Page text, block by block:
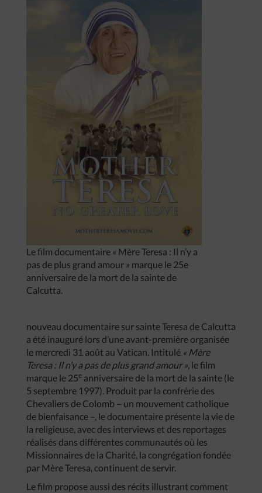
Le film documentaire « Mère Teresa : Il n’y a
pas de plus grand amour » marque le 25e
anniversaire de la mort de la sainte de
Calcutta.
nouveau documentaire sur sainte Teresa de Calcutta
a été inauguré lors d’une avant-première organisée
le mercredi 31 août au Vatican. Intitulé « Mère
Teresa : Il n’y a pas de plus grand amour », le film
marque le 25e anniversaire de la mort de la sainte (le
5 septembre 1997). Produit par la confrérie des
Chevaliers de Colomb – un mouvement catholique
de bienfaisance –, le documentaire présente la vie de
la religieuse, avec des interviews et des reportages
réalisés dans différentes communautés où les
Missionnaires de la Charité, la congrégation fondée
par Mère Teresa, continuent de servir.
Le film propose aussi des récits illustrant comment